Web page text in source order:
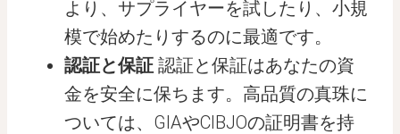
より、サプライヤーを試したり、小規
模で始めたりするのに最適です。
認証と保証 認証と保証はあなたの資
金を安全に保ちます。高品質の真珠に
ついては、GIAやCIBJOの証明書を持